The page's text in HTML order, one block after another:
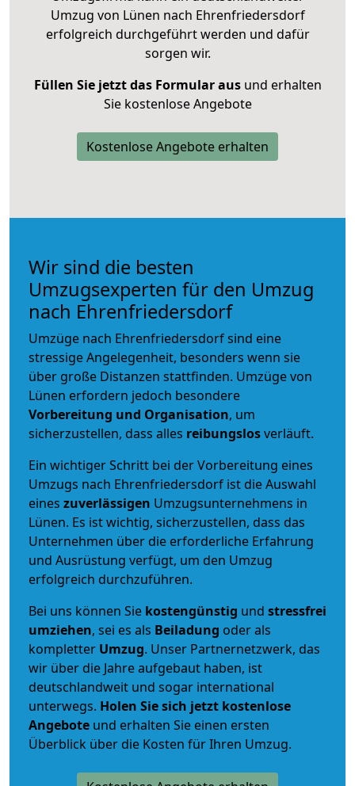
Umzug von Lünen nach Ehrenfriedersdorf
erfolgreich durchgeführt werden und dafür
sorgen wir.
Füllen Sie jetzt das Formular ausund erhalten
Sie kostenlose Angebote
Kostenlose Angebote erhalten
Wir sind die besten
Umzugsexperten für den Umzug
nach Ehrenfriedersdorf
Umzüge nach Ehrenfriedersdorf sind eine
stressige Angelegenheit, besonders wenn sie
über große Distanzen stattfinden. Umzüge von
Lünen erfordern jedoch besondere
Vorbereitung und Organisation, um
sicherzustellen, dass alles reibungslosverläuft.
Ein wichtiger Schritt bei der Vorbereitung eines
Umzugs nach Ehrenfriedersdorf ist die Auswahl
eines zuverlässigen Umzugsunternehmens in
Lünen. Es ist wichtig, sicherzustellen, dass das
Unternehmen über die erforderliche Erfahrung
und Ausrüstung verfügt, um den Umzug
erfolgreich durchzuführen.
Bei uns können Sie kostengünstig und stressfrei
umziehen, sei es als Beiladung oder als
kompletter Umzug. Unser Partnernetzwerk, das
wir über die Jahre aufgebaut haben, ist
deutschlandweit und sogar international
unterwegs. Holen Sie sich jetzt kostenlose
Angebote und erhalten Sie einen ersten
Überblick über die Kosten für Ihren Umzug.